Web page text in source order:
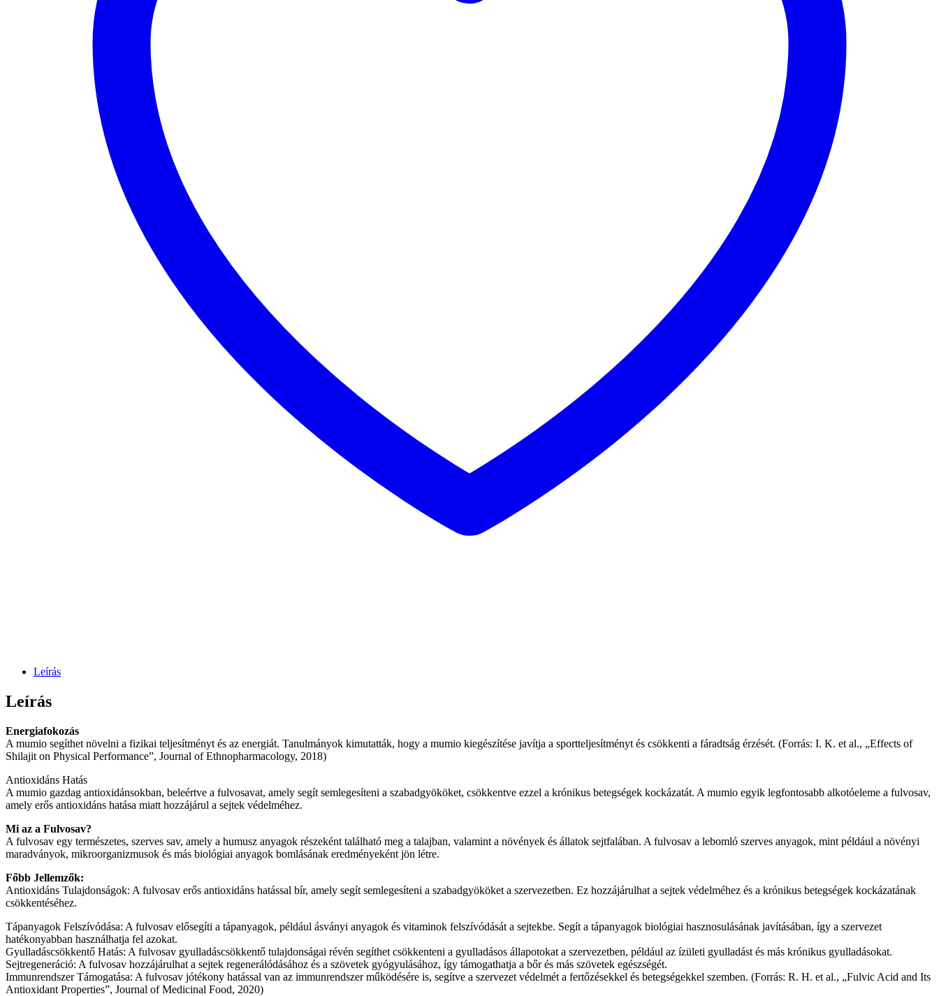
Leírás
Leírás
Energiafokozás
A mumio segíthet növelni a fizikai teljesítményt és az energiát. Tanulmányok kimutatták, hogy a mumio kiegészítése javítja a sportteljesítményt és csökkenti a fáradtság érzését. (Forrás: I. K. et al., „Effects of
Shilajit on Physical Performance”, Journal of Ethnopharmacology, 2018)
Antioxidáns Hatás
A mumio gazdag antioxidánsokban, beleértve a fulvosavat, amely segít semlegesíteni a szabadgyököket, csökkentve ezzel a krónikus betegségek kockázatát. A mumio egyik legfontosabb alkotóeleme a fulvosav,
amely erős antioxidáns hatása miatt hozzájárul a sejtek védelméhez.
Mi az a Fulvosav?
A fulvosav egy természetes, szerves sav, amely a humusz anyagok részeként található meg a talajban, valamint a növények és állatok sejtfalában. A fulvosav a lebomló szerves anyagok, mint például a növényi
maradványok, mikroorganizmusok és más biológiai anyagok bomlásának eredményeként jön létre.
Főbb Jellemzők:
Antioxidáns Tulajdonságok: A fulvosav erős antioxidáns hatással bír, amely segít semlegesíteni a szabadgyököket a szervezetben. Ez hozzájárulhat a sejtek védelméhez és a krónikus betegségek kockázatának
csökkentéséhez.
Tápanyagok Felszívódása: A fulvosav elősegíti a tápanyagok, például ásványi anyagok és vitaminok felszívódását a sejtekbe. Segít a tápanyagok biológiai hasznosulásának javításában, így a szervezet
hatékonyabban használhatja fel azokat.
Gyulladáscsökkentő Hatás: A fulvosav gyulladáscsökkentő tulajdonságai révén segíthet csökkenteni a gyulladásos állapotokat a szervezetben, például az ízületi gyulladást és más krónikus gyulladásokat.
Sejtregeneráció: A fulvosav hozzájárulhat a sejtek regenerálódásához és a szövetek gyógyulásához, így támogathatja a bőr és más szövetek egészségét.
Immunrendszer Támogatása: A fulvosav jótékony hatással van az immunrendszer működésére is, segítve a szervezet védelmét a fertőzésekkel és betegségekkel szemben. (Forrás: R. H. et al., „Fulvic Acid and Its
Antioxidant Properties”, Journal of Medicinal Food, 2020)